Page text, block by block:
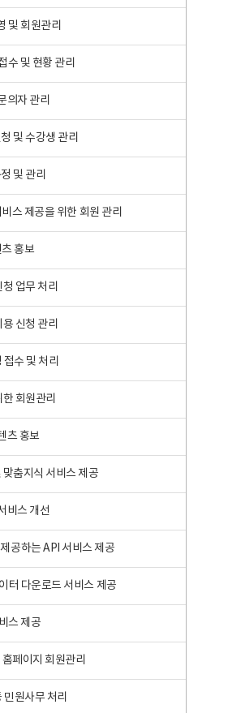
및 회원관리
수 및 현황 관리
의자 관리
및 수강생 관리
및 관리
스 제공을 위한 회원 관리
홍보
업무 처리
신청 관리
수 및 처리
회원관리
츠 홍보
춤지식 서비스 제공
비스 개선
공하는 API 서비스 제공
터 다운로드 서비스 제공
스 제공
페이지 회원관리
원사무 처리